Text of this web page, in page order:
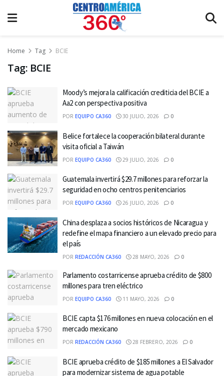
Home Tag BCIE
Tag: BCIE
Moody’s mejora la calificación crediticia del BCIE a
Aa2 con perspectiva positiva
POR EQUIPO CA360 30 JULIO, 2026 0
Belice fortalece la cooperación bilateral durante
visita oficial a Taiwán
POR EQUIPO CA360 29 JULIO, 2026 0
Guatemala invertirá $29.7 millones para reforzar la
seguridad en ocho centros penitenciarios
POR EQUIPO CA360 26 JULIO, 2026 0
China desplaza a socios históricos de Nicaragua y
redefine el mapa financiero a un elevado precio para
el país
POR REDACCIÓN CA360 28 MAYO, 2026 0
Parlamento costarricense aprueba crédito de $800
millones para tren eléctrico
POR EQUIPO CA360 11 MAYO, 2026 0
BCIE capta $176 millones en nueva colocación en el
mercado mexicano
POR REDACCIÓN CA360 28 FEBRERO, 2026 0
BCIE aprueba crédito de $185 millones a El Salvador
para modernizar sistema de agua potable